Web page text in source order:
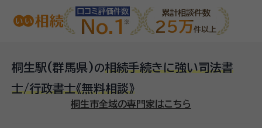
口コミ評価件数
No.1
累計相談件数
25万件以上
桐生駅(群馬県)の相続手続きに強い司法書
士/行政書士《無料相談》
桐生市全域の専門家はこちら